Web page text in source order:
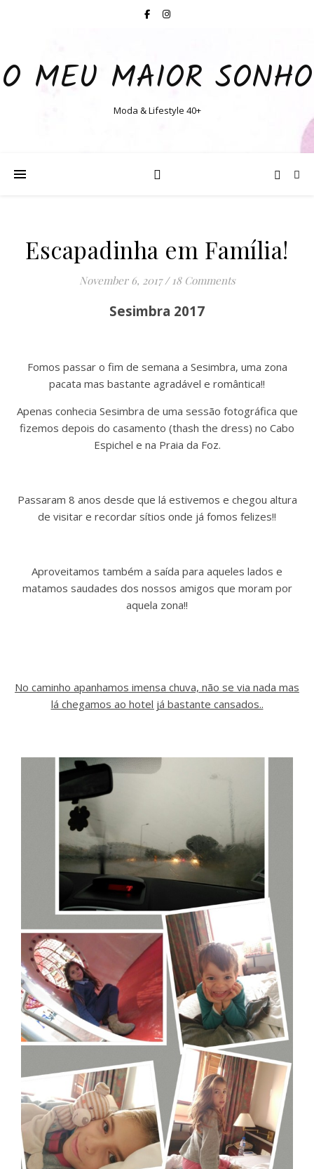
O MEU MAIOR SONHO
Moda & Lifestyle 40+
Escapadinha em Família!
November 6, 2017 / 18 Comments
Sesimbra 2017
Fomos passar o fim de semana a Sesimbra, uma zona
pacata mas bastante agradável e romântica!!
Apenas conhecia Sesimbra de uma sessão fotográfica que
fizemos depois do casamento (thash the dress) no Cabo
Espichel e na Praia da Foz.
Passaram 8 anos desde que lá estivemos e chegou altura
de visitar e recordar sítios onde já fomos felizes!!
Aproveitamos também a saída para aqueles lados e
matamos saudades dos nossos amigos que moram por
aquela zona!!
No caminho apanhamos imensa chuva, não se via nada mas
lá chegamos ao hotel já bastante cansados..